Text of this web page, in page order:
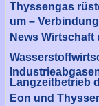
Thyssengas
um –
News
Langzeitbetrieb
Eon und